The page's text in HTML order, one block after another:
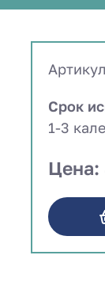
Срок
1-3
Цена: